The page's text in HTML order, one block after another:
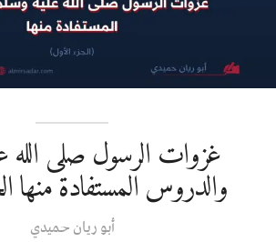
غزوات الرسول صلى الله
والدروس المستفادة منها
أبو ريان حميدي